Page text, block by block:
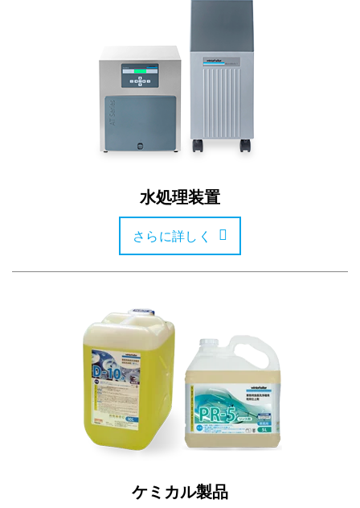
水処理装置
さらに詳しく
ケミカル製品